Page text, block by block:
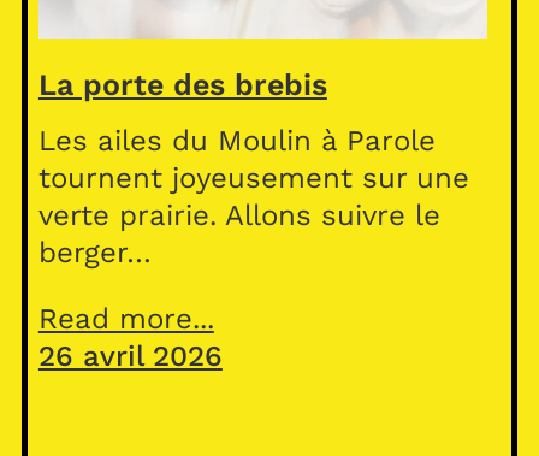
La porte des brebis
Les ailes du Moulin à Parole
tournent joyeusement sur une
verte prairie. Allons suivre le
berger…
Read more...
26 avril 2026